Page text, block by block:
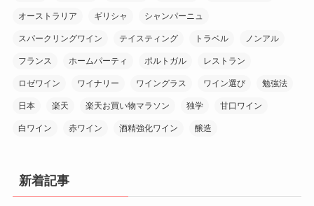
オーストラリア ギリシャ シャンパーニュ
スパークリングワイン テイスティング トラベル ノンアル
フランス ホームパーティ ポルトガル レストラン
ロゼワイン ワイナリー ワイングラス ワイン選び 勉強法
日本 楽天 楽天お買い物マラソン 独学 甘口ワイン
白ワイン 赤ワイン 酒精強化ワイン 醸造
新着記事